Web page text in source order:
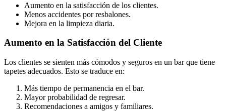
Aumento en la satisfacción de los clientes.
Menos accidentes por resbalones.
Mejora en la limpieza diaria.
Aumento en la Satisfacción del Cliente
Los clientes se sienten más cómodos y seguros en un bar que tiene
tapetes adecuados. Esto se traduce en:
Más tiempo de permanencia en el bar.
Mayor probabilidad de regresar.
Recomendaciones a amigos y familiares.